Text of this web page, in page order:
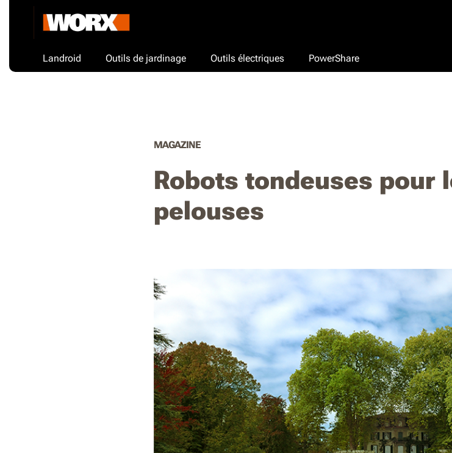
Landroid Outils de jardinage Outils électriques PowerShare
MAGAZINE
Robots tondeuses pour
pelouses